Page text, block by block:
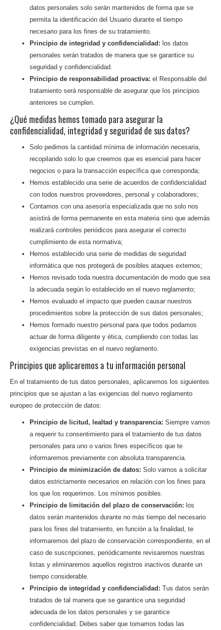
datos personales solo serán mantenidos de forma que se
permita la identificación del Usuario durante el tiempo
necesario para los fines de su tratamiento.
Principio de integridad y confidencialidad: los datos
personales serán tratados de manera que se garantice su
seguridad y confidencialidad.
Principio de responsabilidad proactiva: el Responsable del
tratamiento será responsable de asegurar que los principios
anteriores se cumplen.
¿Qué medidas hemos tomado para asegurar la
confidencialidad, integridad y seguridad de sus datos?
Solo pedimos la cantidad mínima de información necesaria,
recopilando solo lo que creemos que es esencial para hacer
negocios o para la transacción específica que corresponda;
Hemos establecido una serie de acuerdos de confidencialidad
con todos nuestros proveedores, personal y colaboradores;
Contamos con una asesoría especializada que no solo nos
asistirá de forma permanente en esta materia sino que además
realizará controles periódicos para asegurar el correcto
cumplimiento de esta normativa;
Hemos establecido una serie de medidas de seguridad
informática que nos protegerá de posibles ataques externos;
Hemos revisado toda nuestra documentación de modo que sea
la adecuada según lo establecido en el nuevo reglamento;
Hemos evaluado el impacto que pueden causar nuestros
procedimientos sobre la protección de sus datos personales;
Hemos formado nuestro personal para que todos podamos
actuar de forma diligente y ética, cumpliendo con todas las
exigencias previstas en el nuevo reglamento.
Principios que aplicaremos a tu información personal
En el tratamiento de tus datos personales, aplicaremos los siguientes
principios que se ajustan a las exigencias del nuevo reglamento
europeo de protección de datos:
Principio de licitud, lealtad y transparencia: Siempre vamos
a requerir tu consentimiento para el tratamiento de tus datos
personales para uno o varios fines específicos que te
informaremos previamente con absoluta transparencia.
Principio de minimización de datos: Solo vamos a solicitar
datos estrictamente necesarios en relación con los fines para
los que los requerimos. Los mínimos posibles.
Principio de limitación del plazo de conservación: los
datos serán mantenidos durante no más tiempo del necesario
para los fines del tratamiento, en función a la finalidad, te
informaremos del plazo de conservación correspondiente, en el
caso de suscripciones, periódicamente revisaremos nuestras
listas y eliminaremos aquellos registros inactivos durante un
tiempo considerable.
Principio de integridad y confidencialidad: Tus datos serán
tratados de tal manera que se garantice una seguridad
adecuada de los datos personales y se garantice
confidencialidad. Debes saber que tomamos todas las